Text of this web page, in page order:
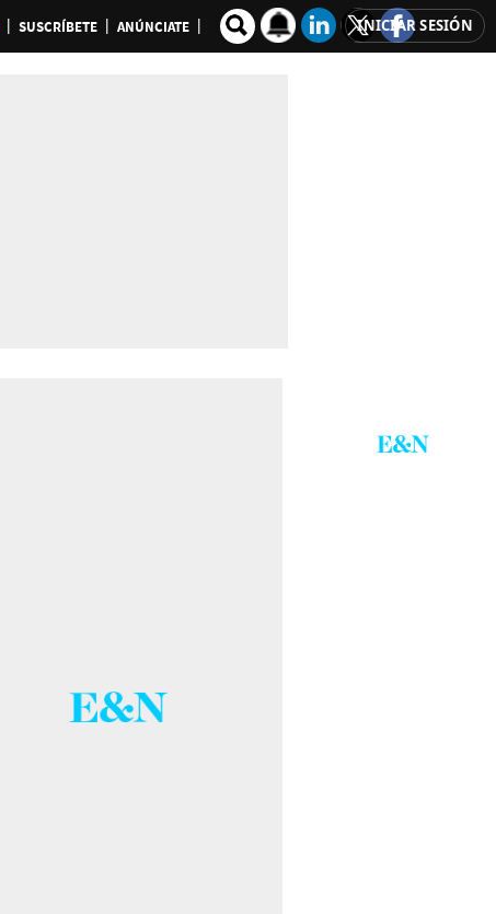
SUSCRÍBETE ANÚNCIATE INICIAR SESIÓN